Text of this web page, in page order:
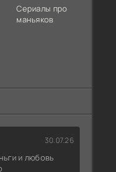
Сериалы про
маньяков
30.07.26
и любовь